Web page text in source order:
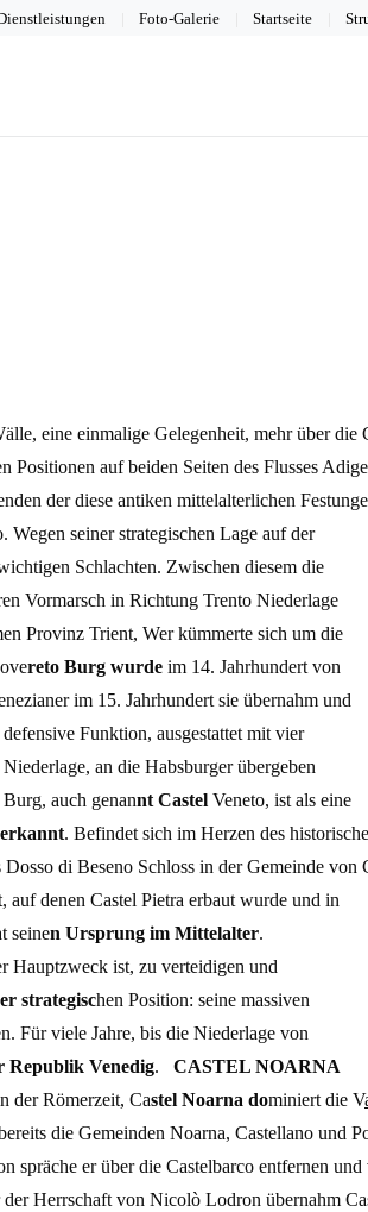
Foto-Galerie Startseite
eine einmalige Gelegenheit, mehr über die
auf beiden Seiten des Flusses
der diese antiken mittelalterlichen
Wegen seiner strategischen Lage auf der
Schlachten. Zwischen diesem die
Vormarsch in Richtung Trento Niederlage
Provinz Trient, Wer kümmerte sich um die
overeto Burg wurde im 14. Jahrhundert von
im 15. Jahrhundert sie übernahm und
Funktion, ausgestattet mit vier
an die Habsburger übergeben
auch genannt Castel Veneto, ist als eine
. Befindet sich im Herzen des
Dosso di Beseno Schloss in der Gemeinde von
denen Castel Pietra erbaut wurde und in
seinen Ursprung im Mittelalter.
Hauptzweck ist, zu verteidigen und
strategischen Position: seine massiven
Für viele Jahre, bis die Niederlage von
Republik Venedig. CASTEL NOARNA
der Römerzeit, Castel Noarna dominiert die V
die Gemeinden Noarna, Castellano und
spräche er über die Castelbarco entfernen
der Herrschaft von Nicolò Lodron übernahm